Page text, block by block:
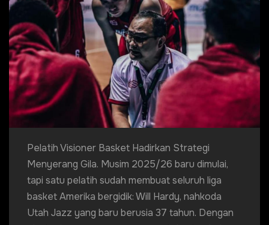
Pelatih Visioner Basket Hadirkan Strategi
Menyerang Gila. Musim 2025/26 baru dimulai,
tapi satu pelatih sudah membuat seluruh liga
basket Amerika bergidik: Will Hardy, nahkoda
Utah Jazz yang baru berusia 37 tahun. Dengan